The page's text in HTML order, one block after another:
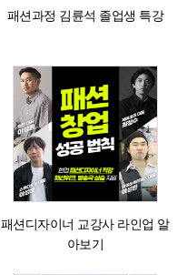
패션과정 김륜석 졸업생 특강
패션디자이너 교강사 라인업 알
아보기